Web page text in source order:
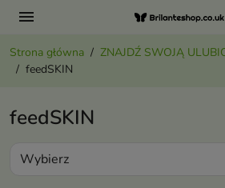
menu
Strona główna ZNAJDŹ SWOJĄ
feedSKIN
feedSKIN
Wybierz